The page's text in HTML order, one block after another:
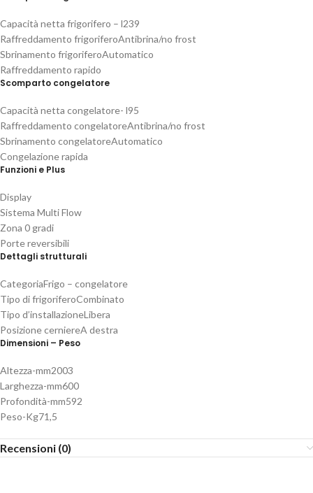
Capacità netta frigorifero – l239
Raffreddamento frigoriferoAntibrina/no frost
Sbrinamento frigoriferoAutomatico
Raffreddamento rapido
Scomparto congelatore
Capacità netta congelatore- l95
Raffreddamento congelatoreAntibrina/no frost
Sbrinamento congelatoreAutomatico
Congelazione rapida
Funzioni e Plus
Display
Sistema Multi Flow
Zona 0 gradi
Porte reversibili
Dettagli strutturali
CategoriaFrigo – congelatore
Tipo di frigoriferoCombinato
Tipo d’installazioneLibera
Posizione cerniereA destra
Dimensioni – Peso
Altezza-mm2003
Larghezza-mm600
Profondità-mm592
Peso-Kg71,5
Recensioni (0)